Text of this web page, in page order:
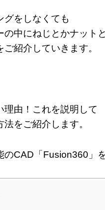
グをしなくても
中にねじとかナット
紹介していきます。
理由！これを説明して
をご紹介します。
CAD「Fusion360」